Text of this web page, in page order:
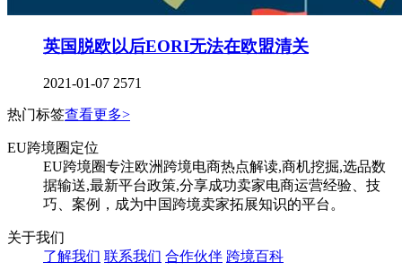
英国脱欧以后EORI无法在欧盟清关
2021-01-07 2571
热门标签查看更多>
EU跨境圈定位
EU跨境圈专注欧洲跨境电商热点解读,商机挖掘,选品数
据输送,最新平台政策,分享成功卖家电商运营经验、技
巧、案例，成为中国跨境卖家拓展知识的平台。
关于我们
了解我们 联系我们 合作伙伴 跨境百科